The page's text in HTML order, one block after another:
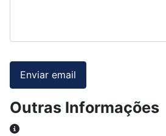
Enviar email
Outras Informações
Outras Informações